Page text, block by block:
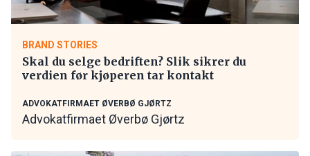
BRAND STORIES
Skal du selge bedriften? Slik sikrer du
verdien før kjøperen tar kontakt
ADVOKATFIRMAET ØVERBØ GJØRTZ
Advokatfirmaet Øverbø Gjørtz